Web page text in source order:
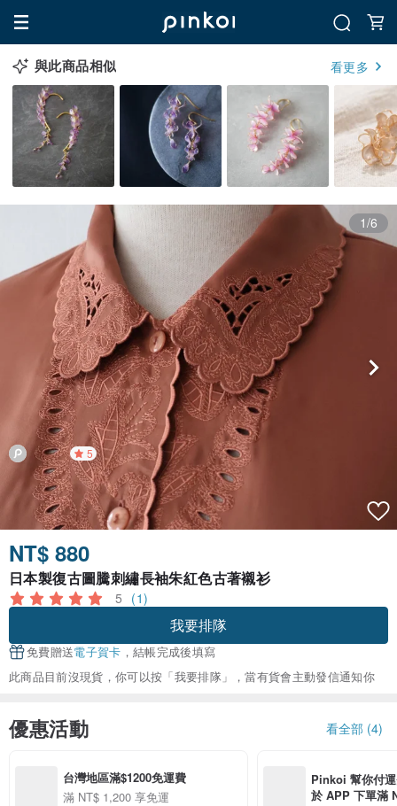
與此商品相似 看更多
1/6
5
NT$ 880
日本製復古圖騰刺繡長袖朱紅色古著襯衫
5 (1)
我要排隊
免費贈送電子賀卡 ，結帳完成後填寫
此商品目前沒現貨，你可以按「我要排隊」，當有貨會主動發信通知你
優惠活動 看全部 (4)
台灣地區滿$1200免運費
滿 NT$ 1,200 享免運
Pinkoi 幫你付
於 APP 下單滿